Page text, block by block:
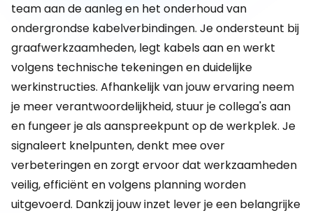
team aan de aanleg en het onderhoud van
ondergrondse kabelverbindingen. Je ondersteunt bij
graafwerkzaamheden, legt kabels aan en werkt
volgens technische tekeningen en duidelijke
werkinstructies. Afhankelijk van jouw ervaring neem
je meer verantwoordelijkheid, stuur je collega's aan
en fungeer je als aanspreekpunt op de werkplek. Je
signaleert knelpunten, denkt mee over
verbeteringen en zorgt ervoor dat werkzaamheden
veilig, efficiënt en volgens planning worden
uitgevoerd. Dankzij jouw inzet lever je een belangrijke